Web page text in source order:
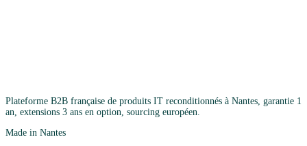
Plateforme B2B française de produits IT reconditionnés à Nantes, garantie 1
an, extensions 3 ans en option, sourcing européen.
Made in Nantes